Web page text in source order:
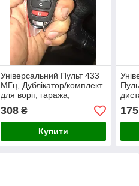
Універсальний Пульт 433
МГц, Дублікатор/комплект
для воріт, гаража,
шлагбауму
308₴
Купити
175